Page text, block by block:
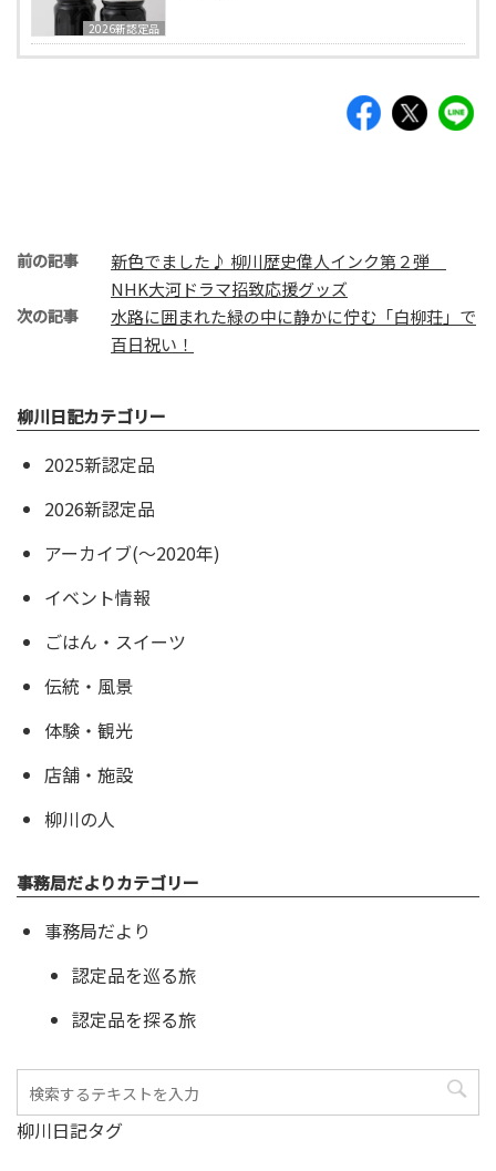
2026新認定品
前の記事
新色でました♪ 柳川歴史偉人インク第２弾
NHK大河ドラマ招致応援グッズ
次の記事
水路に囲まれた緑の中に静かに佇む「白柳荘」で
百日祝い！
柳川日記カテゴリー
2025新認定品
2026新認定品
アーカイブ(〜2020年)
イベント情報
ごはん・スイーツ
伝統・風景
体験・観光
店舗・施設
柳川の人
事務局だよりカテゴリー
事務局だより
認定品を巡る旅
認定品を探る旅
柳川日記タグ